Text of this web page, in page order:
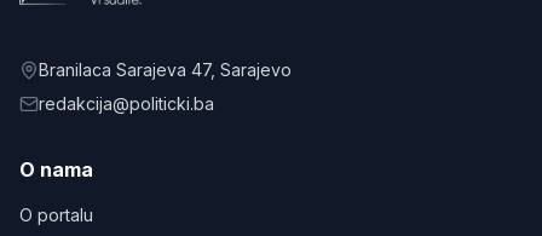
Branilaca Sarajeva 47, Sarajevo
redakcija@politicki.ba
O nama
O portalu